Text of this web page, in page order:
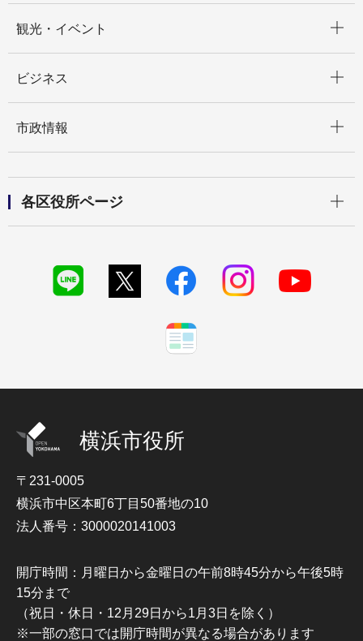
観光・イベント
ビジネス
市政情報
各区役所ページ
横浜市役所
〒231-0005
横浜市中区本町6丁目50番地の10
法人番号：3000020141003
開庁時間：月曜日から金曜日の午前8時45分から午後5時
15分まで
（祝日・休日・12月29日から1月3日を除く）
※一部の窓口では開庁時間が異なる場合があります